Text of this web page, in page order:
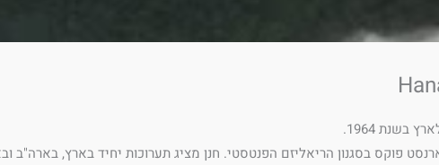
פוקס בסגנון הריאליזם הפנטסטי. חנן מציג תערוכות יחיד בארץ, בארה"ב